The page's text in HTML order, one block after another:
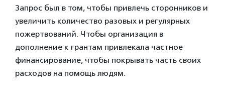
Запрос был в том, чтобы привлечь сторонников и
увеличить количество разовых и регулярных
пожертвований. Чтобы организация в
дополнение к грантам привлекала частное
финансирование, чтобы покрывать часть своих
расходов на помощь людям.